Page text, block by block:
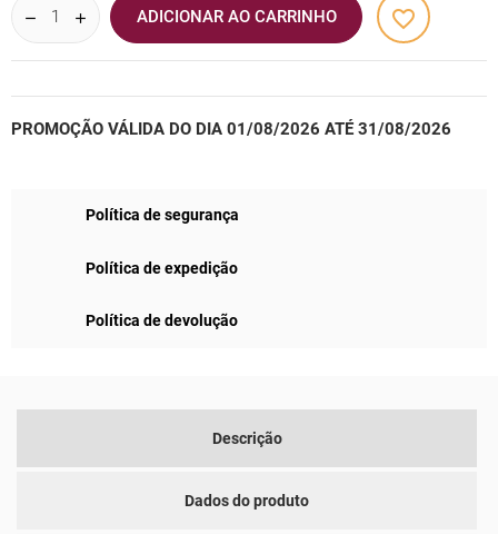
ADICIONAR AO CARRINHO favorite_border
PROMOÇÃO VÁLIDA DO DIA 01/08/2026 ATÉ 31/08/2026
Política de segurança
Política de expedição
Política de devolução
Descrição
Dados do produto